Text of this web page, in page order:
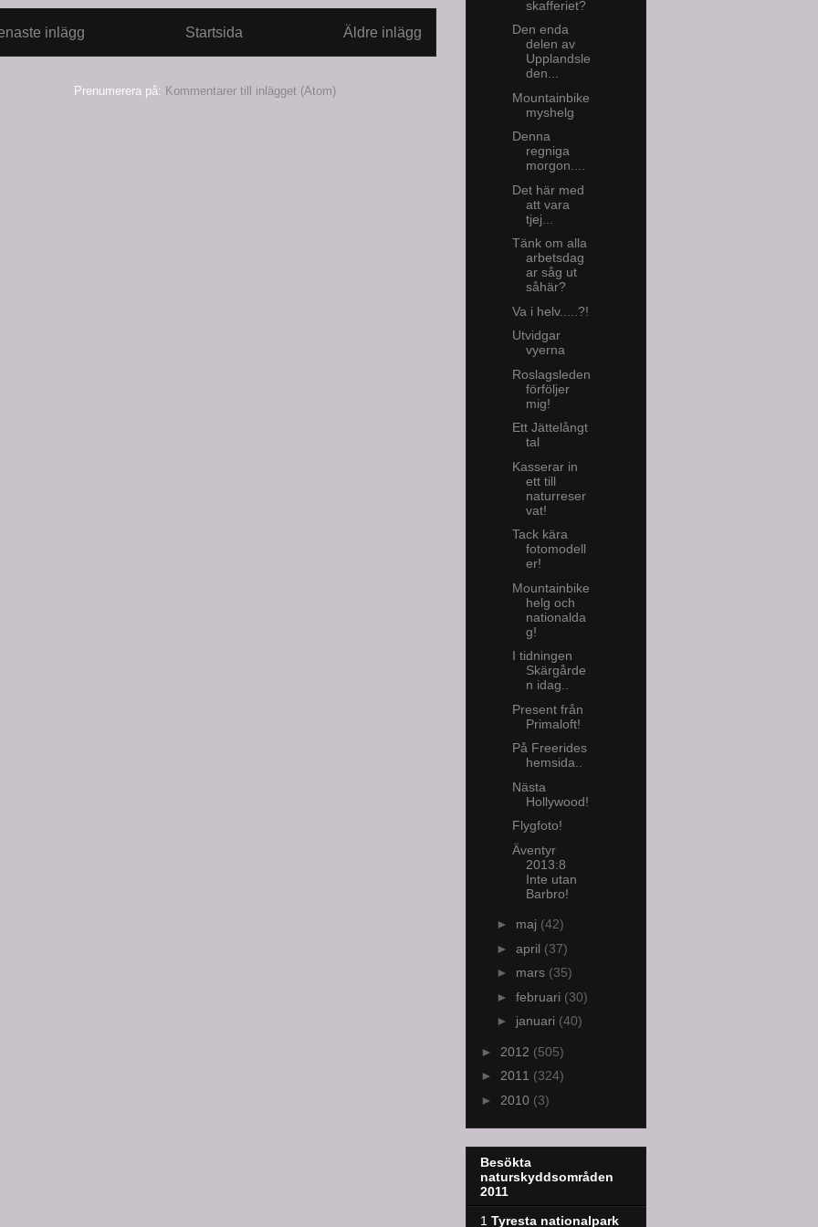
inlägg Äldre inlägg
Startsida
Prenumerera på: Kommentarer till inlägget (Atom)
skafferiet?
Den enda
delen av
Upplandsle
den...
Mountainbike
myshelg
Denna
regniga
morgon....
Det här med
att vara
tjej...
Tänk om alla
arbetsdag
ar såg ut
såhär?
Va i helv.....?!
Utvidgar
vyerna
Roslagsleden
förföljer
mig!
Ett Jättelångt
tal
Kasserar in
ett till
naturreser
vat!
Tack kära
fotomodell
er!
Mountainbike
helg och
nationalda
g!
I tidningen
Skärgårde
n idag..
Present från
Primaloft!
På Freerides
hemsida..
Nästa
Hollywood!
Flygfoto!
Äventyr
2013:8
Inte utan
Barbro!
► maj (42)
► april (37)
► mars (35)
► februari (30)
► januari (40)
► 2012 (505)
► 2011 (324)
► 2010 (3)
Besökta
naturskyddsområden
2011
1 Tyresta nationalpark